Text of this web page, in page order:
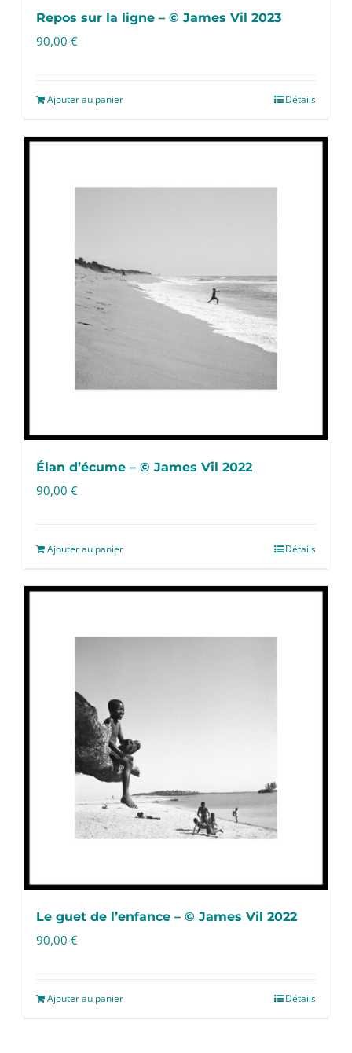
Repos sur la ligne – © James Vil 2023
90,00 €
Ajouter au panier Détails
Élan d’écume – © James Vil 2022
90,00 €
Ajouter au panier Détails
Le guet de l’enfance – © James Vil 2022
90,00 €
Ajouter au panier Détails